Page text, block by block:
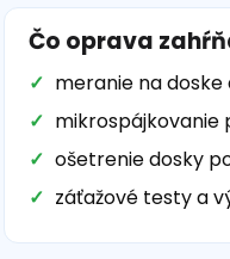
Čo oprava
meranie na
mikrospájkovanie
ošetrenie dosky
záťažové testy a